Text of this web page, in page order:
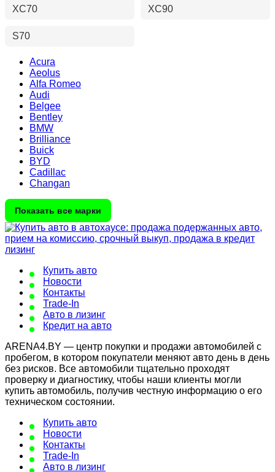
XC70 XC90
S70
Acura
Aeolus
Alfa Romeo
Audi
Belgee
Bentley
BMW
Brilliance
Buick
BYD
Cadillac
Changan
Показать все марки
Купить авто
Новости
Контакты
Trade-In
Авто в лизинг
Кредит на авто
ARENA4.BY — центр покупки и продажи автомобилей с
пробегом, в котором покупатели меняют авто день в день
без рисков. Все автомобили тщательно проходят
проверку и диагностику, чтобы наши клиенты могли
купить автомобиль, получив честную информацию о его
техническом состоянии.
Купить авто
Новости
Контакты
Trade-In
Авто в лизинг